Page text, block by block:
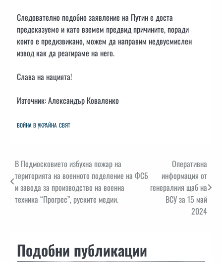
Следователно подобно заявление на Путин е доста
предсказуемо и като вземем предвид причините, поради
които е предизвикано, можем да направим недвусмислен
извод как да реагираме на него.
Слава на нацията!
Източник: Александър Коваленко
ВОЙНА В УКРАЙНА СВЯТ
Навигация
В Подмосковието избухна пожар на
територията на военното поделение на ФСБ
и завода за производство на военна
техника “Прогрес”, руските медии.
Оперативна
информация от
генералния щаб на
ВСУ за 15 май
2024
Подобни публикации